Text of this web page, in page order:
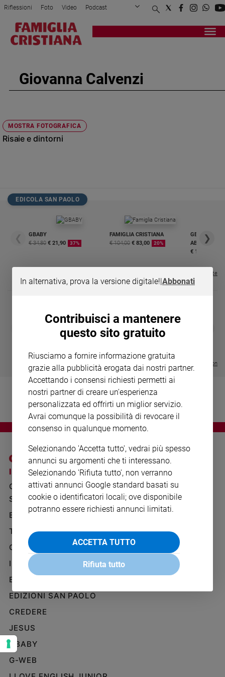
Attualità
Politica
Mondo
e
giustizia
Papa
Chiesa
spiritualità
Società
e
Ambiente
e
Aziende
di
Caso
della
settimana
Diversità
e
Costume
Cultura
e
spettacoli
Riflessioni Foto Video Podcast
Privacy Policy Chi siamo
Registrati Redazione
Giovanna Calvenzi
MOSTRA FOTOGRAFICA
Risaie e dintorni
EDICOLA SAN PAOLO
❮
GBABY
€ 34,80 € 21,90 37%
FAMIGLIA CRISTIANA
€ 104,00 € 83,00 20%
GBABY
€ 16,99
❯
Visualizza tutte le riviste
LE GRANDI BASILICHE ITALIANE
- VOL DA 1 AL 5
DIARIO G 2026-27
€ 8,90
- € 8,90
Visualizza tutte le collection
I SITI SAN PAOLO
GRUPPO EDITORIALE
SAN PAOLO
BENESSERE
TELENOVA
GAZZETTA D'ALBA
IL GIORNALINO
EDICOLA SAN PAOLO
EDIZIONI SAN PAOLO
CREDERE
JESUS
GBABY
G-WEB
NOTE LEGALI
PRIVACY POLICY
INFORMATIVA
WHISTLEBLOWING
In alternativa, prova la versione digitale!|Abbonati
Contribuisci a mantenere
questo sito gratuito
Riusciamo a fornire informazione gratuita
grazie alla pubblicità erogata dai nostri partner.
Accettando i consensi richiesti permetti ai
nostri partner di creare un'esperienza
personalizzata ed offrirti un miglior servizio.
Avrai comunque la possibilità di revocare il
consenso in qualunque momento.
Selezionando 'Accetta tutto', vedrai più spesso
annunci su argomenti che ti interessano.
Selezionando 'Rifiuta tutto', non verranno
attivati annunci Google standard basati su
cookie o identificatori locali; ove disponibile
potranno essere richiesti annunci limitati.
ACCETTA TUTTO
Rifiuta tutto